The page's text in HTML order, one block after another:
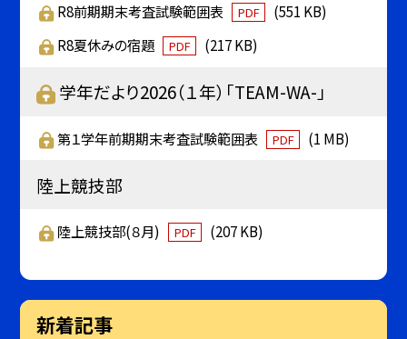
R8前期期末考査試験範囲表 PDF
(551 KB)
R8夏休みの宿題
PDF (217 KB)
学年だより2026（１年）「TEAM-WA-」
第１学年前期期末考査試験範囲表 PDF (1 MB)
陸上競技部
陸上競技部(８月) PDF (207 KB)
新着記事